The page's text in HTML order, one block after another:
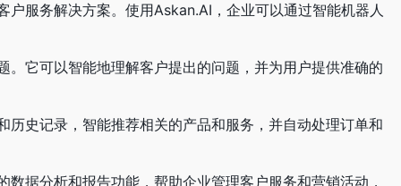
服务解决方案。使用Askan.AI，企业可以通过智能机器人
它可以智能地理解客户提出的问题，并为用户提供准确的
史记录，智能推荐相关的产品和服务，并自动处理订单和
据分析和报告功能，帮助企业管理客户服务和营销活动，